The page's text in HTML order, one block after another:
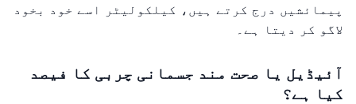
پیمائشیں درج کرتے ہیں، کیلکولیٹر اسے خود بخود
لاگو کر دیتا ہے۔
آئیڈیل یا صحت مند جسمانی چربی کا فیصد
کیا ہے؟